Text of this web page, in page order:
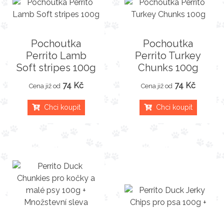
Pochoutka
Perrito Lamb
Soft stripes 100g
Cena již od 74 Kč
Chci koupit
Pochoutka
Perrito Turkey
Chunks 100g
Cena již od 74 Kč
Chci koupit